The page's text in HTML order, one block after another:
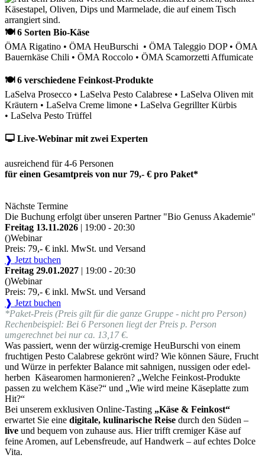
🍽 6 Sorten Bio-Käse
ÖMA Rigatino • ÖMA HeuBurschi • ÖMA Taleggio DOP • ÖMA
Bauernkäse Chili • ÖMA Roccolo • ÖMA Scamorzetti Affumicate
🍽 6 verschiedene Feinkost-Produkte
LaSelva Prosecco • LaSelva Pesto Calabrese • LaSelva Oliven mit
Kräutern • LaSelva Creme limone • LaSelva Gegrillter Kürbis
• LaSelva Pesto Trüffel
🖵 Live-Webinar mit zwei Experten
ausreichend für 4-6 Personen
für einen Gesamtpreis von nur 79,- € pro Paket*
Nächste Termine
Die Buchung erfolgt über unseren Partner "Bio Genuss Akademie"
Freitag 13.11.2026 | 19:00 - 20:30
()Webinar
Preis: 79,- € inkl. MwSt. und Versand
❱ Jetzt buchen
Freitag 29.01.2027 | 19:00 - 20:30
()Webinar
Preis: 79,- € inkl. MwSt. und Versand
❱ Jetzt buchen
*Paket-Preis (Preis gilt für die ganze Gruppe - nicht pro Person)
Rechenbeispiel: Bei 6 Personen liegt der Preis p. Person
umgerechnet bei nur ca. 13,17 €.
Was passiert, wenn der würzig-cremige HeuBurschi von einem
fruchtigen Pesto Calabrese gekrönt wird? Wie können Säure, Frucht
und Würze in perfekter Balance mit sahnigen, nussigen oder edel-
herben Käsearomen harmonieren? „Welche Feinkost-Produkte
passen zu welchem Käse?“ und „Wie wird meine Käseplatte zum
Hit?“
Bei unserem exklusiven Online-Tasting „Käse & Feinkost“
erwartet Sie eine digitale, kulinarische Reise durch den Süden –
live und bequem von zuhause aus. Hier trifft cremiger Käse auf
feine Aromen, auf Lebensfreude, auf Handwerk – auf echtes Dolce
Vita.